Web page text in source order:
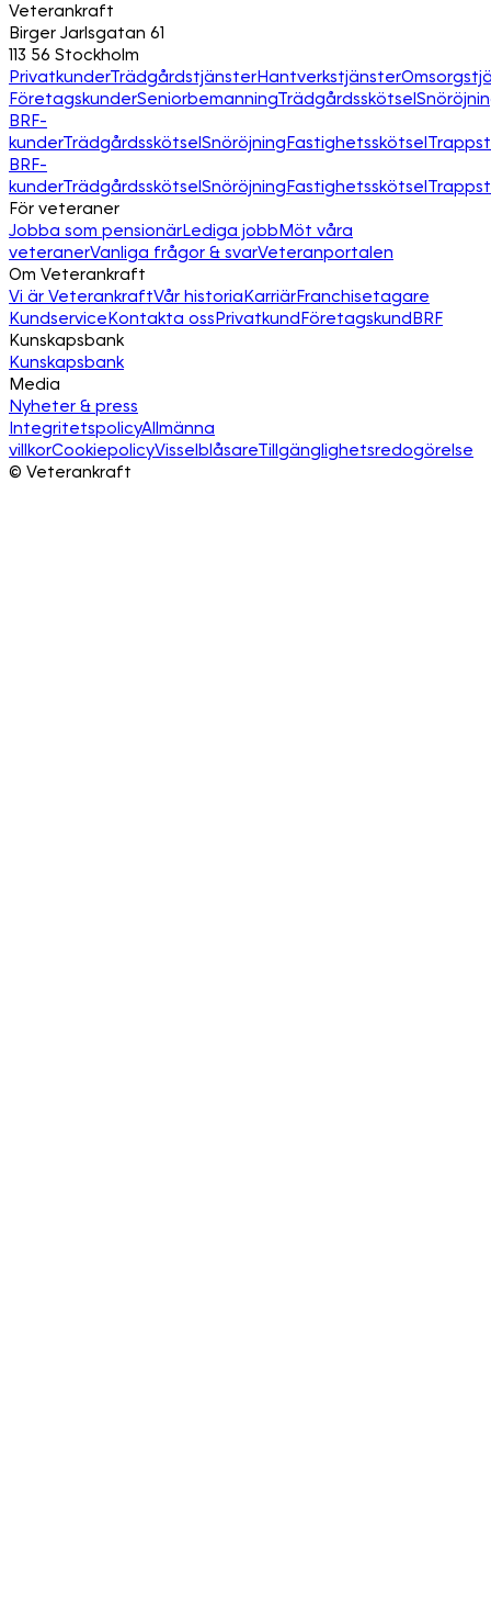
Veterankraft
Birger Jarlsgatan 61
113 56 Stockholm
PrivatkunderTrädgårdstjänsterHantverkstjänster
FöretagskunderSeniorbemanningTrädgårdsskötsel
BRF-
kunderTrädgårdsskötselSnöröjningFastighetsskötsel
BRF-
kunderTrädgårdsskötselSnöröjningFastighetsskötsel
För veteraner
Jobba som pensionärLediga jobbMöt våra
veteranerVanliga frågor & svarVeteranportalen
Om Veterankraft
Vi är VeterankraftVår historiaKarriärFranchisetagare
KundserviceKontakta ossPrivatkundFöretagskundBRF
Kunskapsbank
Kunskapsbank
Media
Nyheter & press
IntegritetspolicyAllmänna
villkorCookiepolicyVisselblåsareTillgänglighetsredogörelse
© Veterankraft